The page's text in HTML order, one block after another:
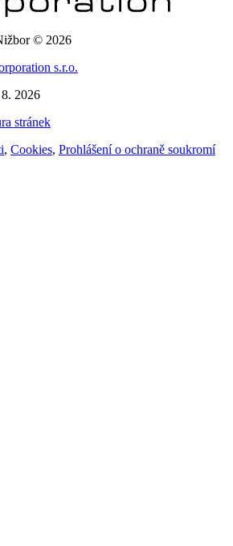
© 2026
s.r.o.
2026
stránek
, Cookies, Prohlášení o ochraně soukromí